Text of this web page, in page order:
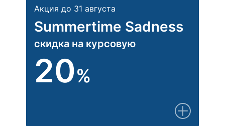
Акция до 31 августа
Summertime Sadness
скидка на курсовую
20%